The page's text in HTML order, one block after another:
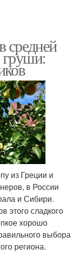
средней
из Греции и
в России
и Сибири.
этого сладкого
хорошо
выбора
региона.